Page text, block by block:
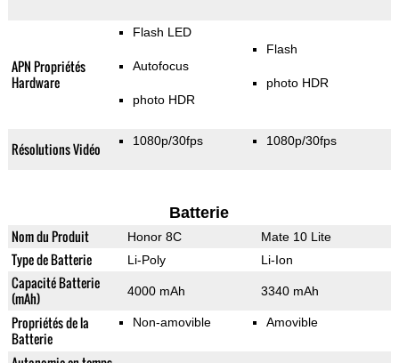
APN Propriétés
Hardware
Flash LED
Autofocus
photo HDR
Flash
photo HDR
Résolutions Vidéo 1080p/30fps 1080p/30fps
Batterie
Nom du Produit Honor 8C Mate 10 Lite
Type de Batterie Li-Poly Li-Ion
Capacité Batterie
(mAh)
4000 mAh 3340 mAh
Propriétés de la
Batterie
Non-amovible Amovible